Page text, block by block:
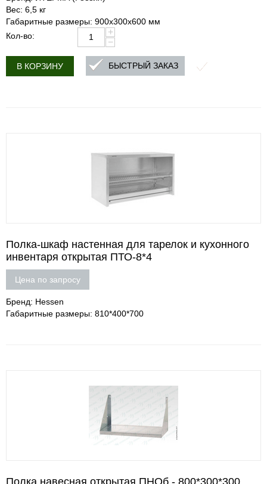
Вес: 6,5 кг
Габаритные размеры: 900x300x600 мм
Кол-во:
+
−
В КОРЗИНУ БЫСТРЫЙ ЗАКАЗ
Полка-шкаф настенная для тарелок и кухонного
инвентаря открытая ПТО-8*4
Цена по запросу
Бренд: Hessen
Габаритные размеры: 810*400*700
Полка навесная открытая ПНОб - 800*300*300